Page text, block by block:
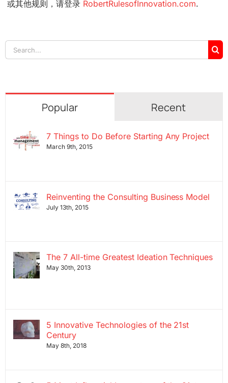
或其他规则，请登录 RobertRulesofInnovation.com.
Search
for:
Popular Recent
7 Things to Do Before Starting Any Project
March 9th, 2015
Reinventing the Consulting Business Model
July 13th, 2015
The 7 All-time Greatest Ideation Techniques
May 30th, 2013
5 Innovative Technologies of the 21st
Century
May 8th, 2018